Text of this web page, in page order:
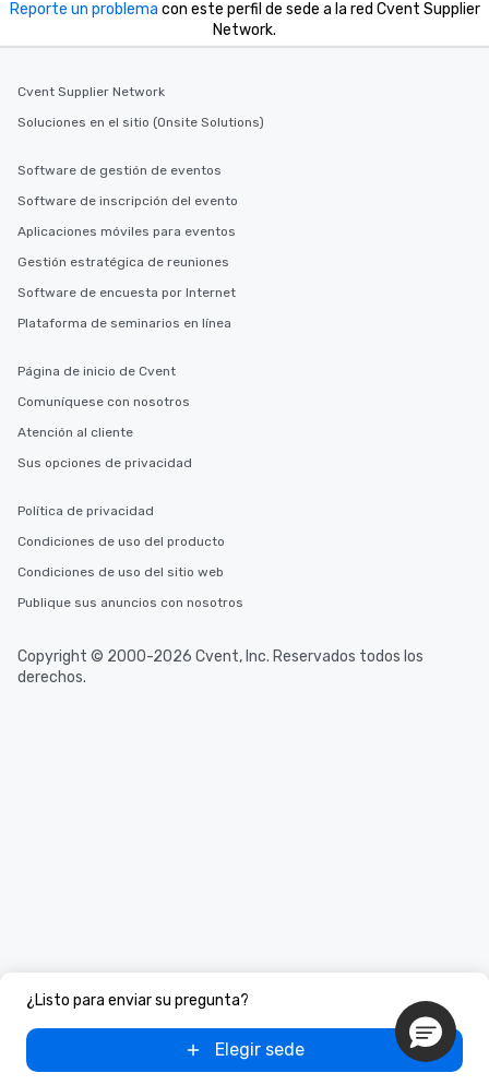
¿Listo para enviar su pregunta?
Elegir sede
Reporte un problema con este perfil de sede a la red Cvent Supplier
Network.
Cvent Supplier Network
Soluciones en el sitio (Onsite Solutions)
Software de gestión de eventos
Software de inscripción del evento
Aplicaciones móviles para eventos
Gestión estratégica de reuniones
Software de encuesta por Internet
Plataforma de seminarios en línea
Página de inicio de Cvent
Comuníquese con nosotros
Atención al cliente
Sus opciones de privacidad
Política de privacidad
Condiciones de uso del producto
Condiciones de uso del sitio web
Publique sus anuncios con nosotros
Copyright © 2000-2026 Cvent, Inc. Reservados todos los
derechos.